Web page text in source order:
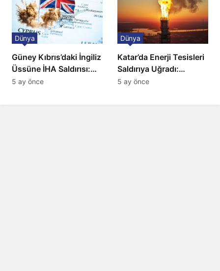
Güney Kıbrıs’daki İngiliz
Üssüne İHA Saldırısı:
Patlama, Sirenler ve
Dünya
5 ay önce
Katar’da Enerji Tesisleri
Saldırıya Uğradı:
Avrupa’da Doğalgaz
Dünya
5 ay önce